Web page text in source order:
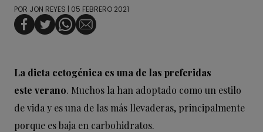
POR JON REYES | 05 FEBRERO 2021
La dieta cetogénica es una de las preferidas
este verano. Muchos la han adoptado como un estilo
de vida y es una de las más llevaderas, principalmente
porque es baja en carbohidratos.